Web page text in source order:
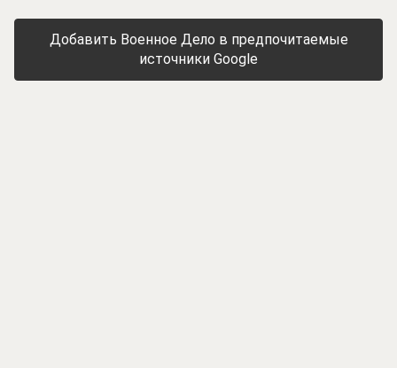
Добавить Военное Дело в предпочитаемые
источники Google